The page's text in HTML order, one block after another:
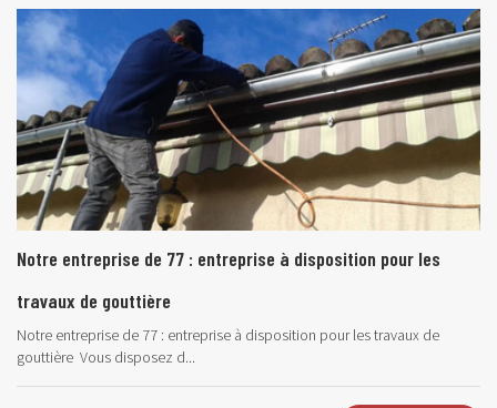
Notre entreprise de 77 : entreprise à disposition pour les
travaux de gouttière
Notre entreprise de 77 : entreprise à disposition pour les travaux de
gouttière Vous disposez d...